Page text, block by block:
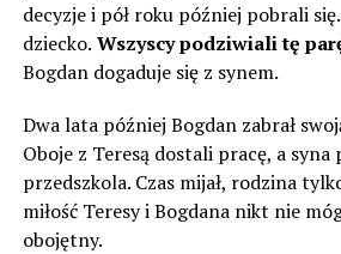
decyzje i pół roku później pobrali
dziecko. Wszyscy podziwiali tę
Bogdan dogaduje się z synem.
Dwa lata później Bogdan zabrał
Oboje z Teresą dostali pracę, a syna
przedszkola. Czas mijał, rodzina
miłość Teresy i Bogdana nikt nie
obojętny.